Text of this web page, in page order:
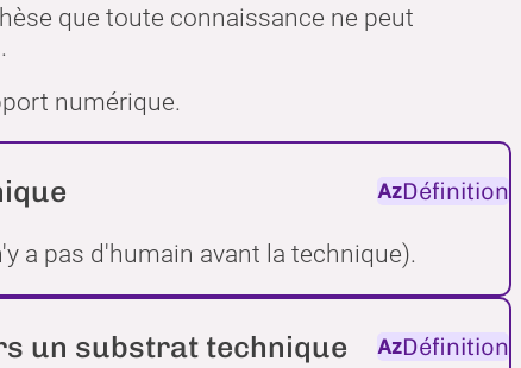
que toute connaissance ne peut
numérique.
Définition
a pas d'humain avant la technique).
Définition
un substrat technique